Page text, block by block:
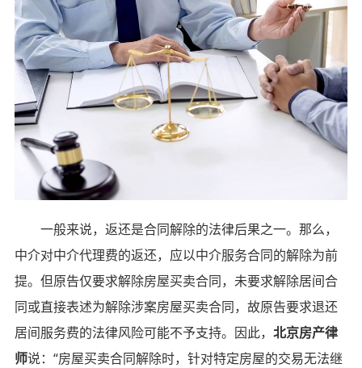
一般来说，返还是合同解除的法律后果之一。那么，
中介对中介代理费的返还，应以中介服务合同的解除为前
提。但原告仅要求解除房屋买卖合同，未要求解除居间合
同或直接表述为解除涉案房屋买卖合同，故原告要求退还
居间服务费的法律风险可能不予支持。因此， 北京房产律
师说：“房屋买卖合同解除时，针对特定房屋的交易无法继